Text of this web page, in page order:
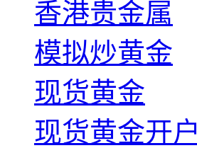
香港贵金属
模拟炒黄金
现货黄金
现货黄金开户